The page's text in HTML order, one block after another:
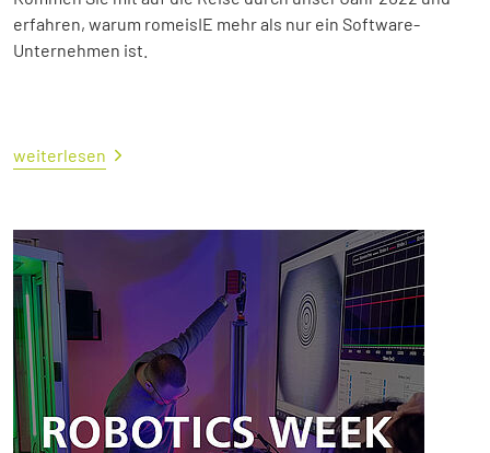
erfahren, warum romeisIE mehr als nur ein Software-
Unternehmen ist.
weiterlesen